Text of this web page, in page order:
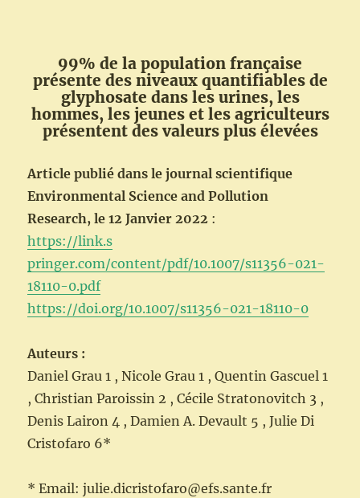
99% de la population française
présente des niveaux quantifiables de
glyphosate dans les urines, les
hommes, les jeunes et les agriculteurs
présentent des valeurs plus élevées
Article publié dans le journal scientifique
Environmental Science and Pollution
Research, le 12 Janvier 2022 :
https://link.s
pringer.com/content/pdf/10.1007/s11356-021-
18110-0.pdf
https://doi.org/10.1007/s11356-021-18110-0
Auteurs :
Daniel Grau 1 , Nicole Grau 1 , Quentin Gascuel 1
, Christian Paroissin 2 , Cécile Stratonovitch 3 ,
Denis Lairon 4 , Damien A. Devault 5 , Julie Di
Cristofaro 6*
* Email: julie.dicristofaro@efs.sante.fr